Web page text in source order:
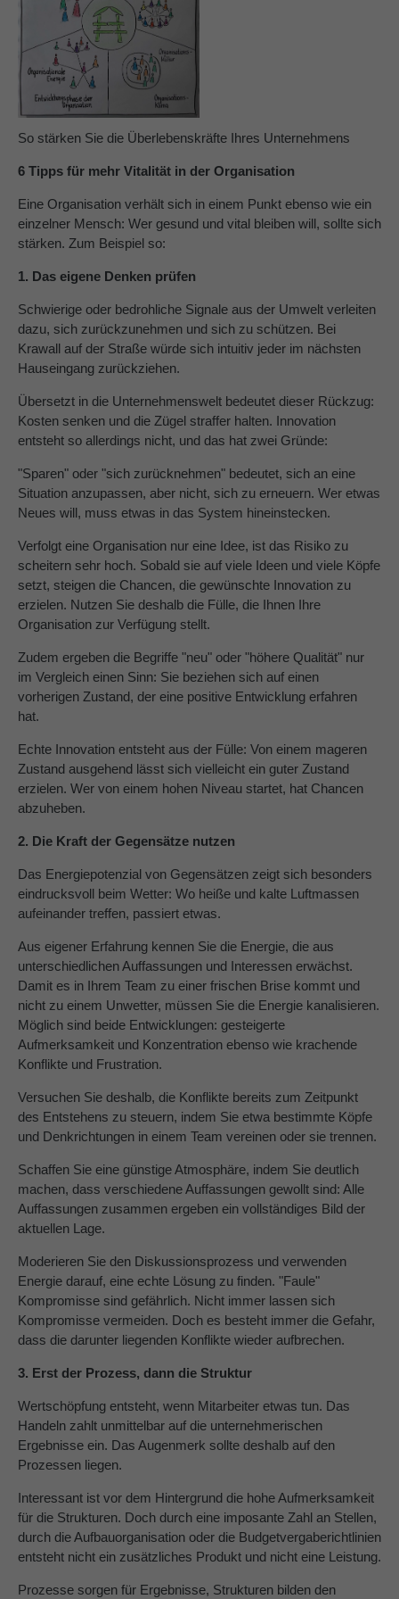
About us
Lorem ipsum dolor sit amet, consectetuer
adipiscing elit.
Aenean commodo ligula eget dolor. Aenean massa.
Cum sociis natoque penatibus et magnis dis parturient
ultricies nec.
So stärken Sie die Überlebenskräfte Ihres Unternehmens
6 Tipps für mehr Vitalität in der Organisation
Eine Organisation verhält sich in einem Punkt ebenso wie ein
einzelner Mensch: Wer gesund und vital bleiben will, sollte sich
stärken. Zum Beispiel so:
1. Das eigene Denken prüfen
Schwierige oder bedrohliche Signale aus der Umwelt verleiten
dazu, sich zurückzunehmen und sich zu schützen. Bei
Krawall auf der Straße würde sich intuitiv jeder im nächsten
Hauseingang zurückziehen.
Übersetzt in die Unternehmenswelt bedeutet dieser Rückzug:
Kosten senken und die Zügel straffer halten. Innovation
entsteht so allerdings nicht, und das hat zwei Gründe:
"Sparen" oder "sich zurücknehmen" bedeutet, sich an eine
Situation anzupassen, aber nicht, sich zu erneuern. Wer etwas
Neues will, muss etwas in das System hineinstecken.
Verfolgt eine Organisation nur eine Idee, ist das Risiko zu
scheitern sehr hoch. Sobald sie auf viele Ideen und viele Köpfe
setzt, steigen die Chancen, die gewünschte Innovation zu
erzielen. Nutzen Sie deshalb die Fülle, die Ihnen Ihre
Organisation zur Verfügung stellt.
Zudem ergeben die Begriffe "neu" oder "höhere Qualität" nur
im Vergleich einen Sinn: Sie beziehen sich auf einen
vorherigen Zustand, der eine positive Entwicklung erfahren
hat.
Echte Innovation entsteht aus der Fülle: Von einem mageren
Zustand ausgehend lässt sich vielleicht ein guter Zustand
erzielen. Wer von einem hohen Niveau startet, hat Chancen
abzuheben.
2. Die Kraft der Gegensätze nutzen
Das Energiepotenzial von Gegensätzen zeigt sich besonders
eindrucksvoll beim Wetter: Wo heiße und kalte Luftmassen
aufeinander treffen, passiert etwas.
Aus eigener Erfahrung kennen Sie die Energie, die aus
unterschiedlichen Auffassungen und Interessen erwächst.
Damit es in Ihrem Team zu einer frischen Brise kommt und
nicht zu einem Unwetter, müssen Sie die Energie kanalisieren.
Möglich sind beide Entwicklungen: gesteigerte
Aufmerksamkeit und Konzentration ebenso wie krachende
Konflikte und Frustration.
Versuchen Sie deshalb, die Konflikte bereits zum Zeitpunkt
des Entstehens zu steuern, indem Sie etwa bestimmte Köpfe
und Denkrichtungen in einem Team vereinen oder sie trennen.
Schaffen Sie eine günstige Atmosphäre, indem Sie deutlich
machen, dass verschiedene Auffassungen gewollt sind: Alle
Auffassungen zusammen ergeben ein vollständiges Bild der
aktuellen Lage.
Moderieren Sie den Diskussionsprozess und verwenden
Energie darauf, eine echte Lösung zu finden. "Faule"
Kompromisse sind gefährlich. Nicht immer lassen sich
Kompromisse vermeiden. Doch es besteht immer die Gefahr,
dass die darunter liegenden Konflikte wieder aufbrechen.
3. Erst der Prozess, dann die Struktur
Wertschöpfung entsteht, wenn Mitarbeiter etwas tun. Das
Handeln zahlt unmittelbar auf die unternehmerischen
Ergebnisse ein. Das Augenmerk sollte deshalb auf den
Prozessen liegen.
Interessant ist vor dem Hintergrund die hohe Aufmerksamkeit
für die Strukturen. Doch durch eine imposante Zahl an Stellen,
durch die Aufbauorganisation oder die Budgetvergaberichtlinien
entsteht nicht ein zusätzliches Produkt und nicht eine Leistung.
Prozesse sorgen für Ergebnisse, Strukturen bilden den